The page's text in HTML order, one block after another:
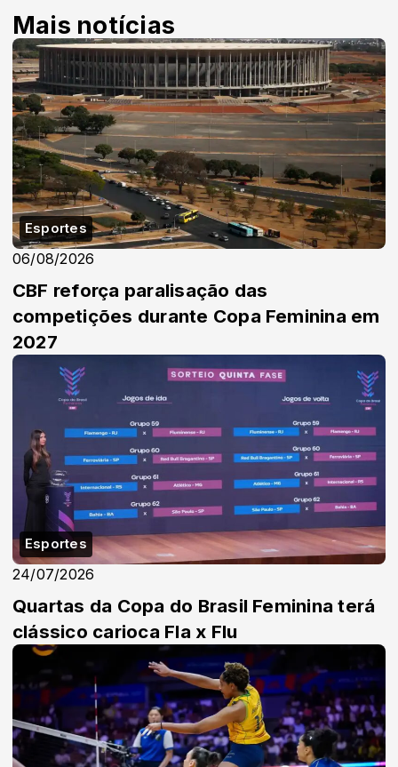
Mais notícias
Esportes
06/08/2026
CBF reforça paralisação das
competições durante Copa Feminina em
2027
Esportes
24/07/2026
Quartas da Copa do Brasil Feminina terá
clássico carioca Fla x Flu